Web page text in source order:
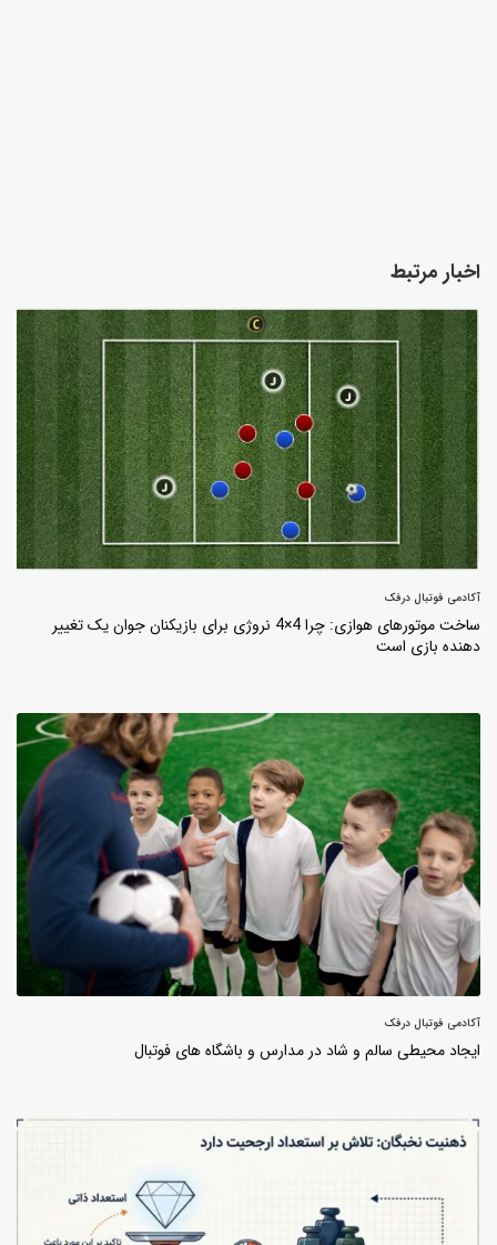
اخبار مرتبط
آکادمی فوتبال درفک
ساخت موتورهای هوازی: چرا 4×4 نروژی برای بازیکنان جوان یک تغییر
دهنده بازی است
آکادمی فوتبال درفک
ایجاد محیطی سالم و شاد در مدارس و باشگاه های فوتبال